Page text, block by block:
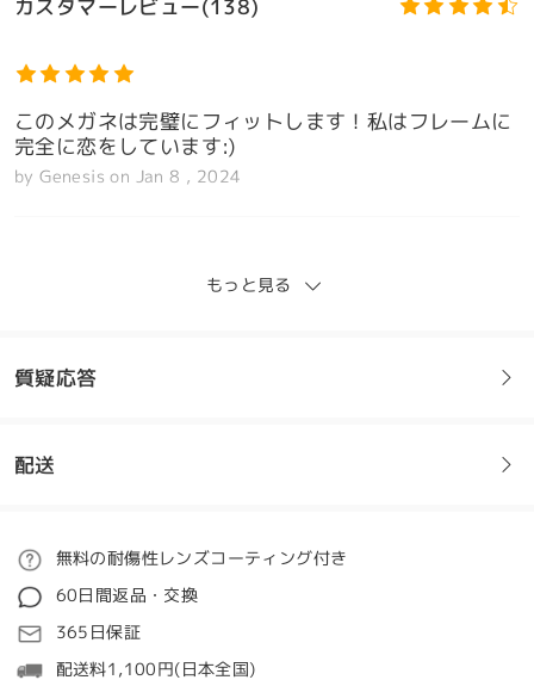
カスタマーレビュー(138)
このメガネは完璧にフィットします！私はフレームに
完全に恋をしています:)
by Genesis on Jan 8 , 2024
良く、思ったより早く届きました。間違いなくまた注
文します
レビューを書く
もっと見る
質疑応答
フレームについてご質問がある場合は、以下からお問い合わせく
質問する
配送
ご注文
処理時間
5-7営業日
詳細
無料の耐傷性レンズコーティング付き
60日間返品・交換
365日保証
配送料1,100円(日本全国)